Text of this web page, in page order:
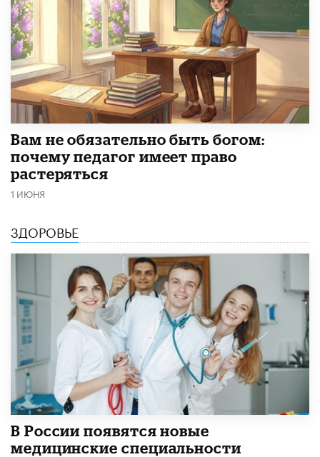
​Вам не обязательно быть богом:
почему педагог имеет право
растеряться
1 ИЮНЯ
ЗДОРОВЬЕ
В России появятся новые
медицинские специальности